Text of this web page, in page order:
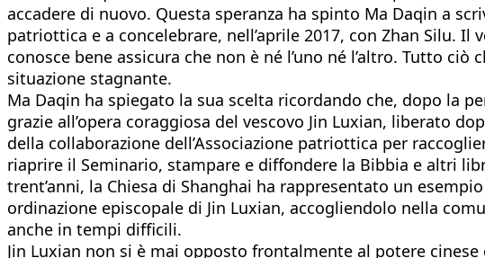
accadere di nuovo. Questa speranza ha spinto Ma Daqin a
patriottica e a concelebrare, nell’aprile 2017, con Zhan Silu.
conosce bene assicura che non è né l’uno né l’altro. Tutto
situazione stagnante.
Ma Daqin ha spiegato la sua scelta ricordando che, dopo la
grazie all’opera coraggiosa del vescovo Jin Luxian, liberato
della collaborazione dell’Associazione patriottica per
riaprire il Seminario, stampare e diffondere la Bibbia e altri
trent’anni, la Chiesa di Shanghai ha rappresentato un
ordinazione episcopale di Jin Luxian, accogliendolo nella
anche in tempi difficili.
Jin Luxian non si è mai opposto frontalmente al potere